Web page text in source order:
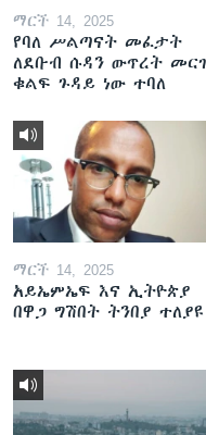
ማርች 14, 2025
የባለ ሥልጣናት መፈታት
ለደቡብ ሱዳን ውጥረት
ቁልፍ ጉዳይ ነው ተባለ
ማርች 14, 2025
አይኤምኤፍ እና ኢትዮጵያ
በዋጋ ግሽበት ትንበያ ተለያዩ